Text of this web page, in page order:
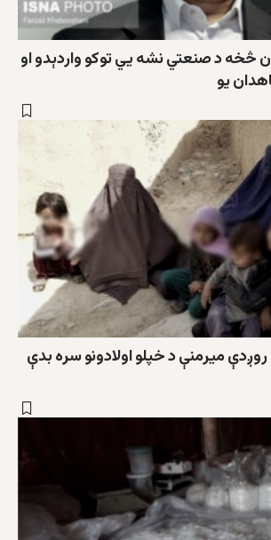
څخه د صنعتي نشه يي توکو واردېدو او
یو
میرمنې د خپلو اولادونو سره بدې